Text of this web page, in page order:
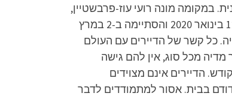
ועורכת התוכנית. במקומה מונה רועי עוז-פרבשטיין,
ששימש כעורך העונה הראשונה של התוכנית בארץ, לפני כניסתו של יורם זק לנעליו. האח הגדול VIP עונה 3 שודרה ב-12 בינואר 2020 והסתיימה ב-2 במרץ
ההנחיה. כל קשר של הדיירים עם העולם
מדיה מכל סוג, אין להם גישה
הדיירים אינם מצוידים
בבית. אסור למתמודדים לדבר